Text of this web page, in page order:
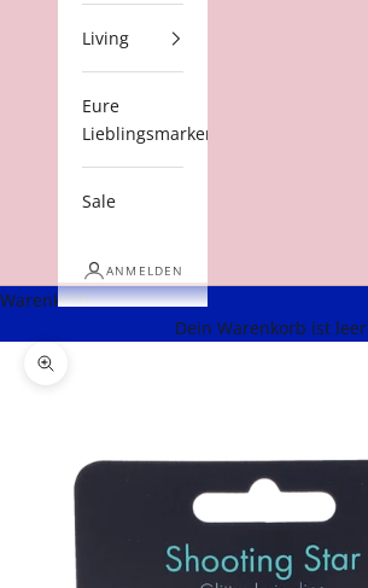
Living
Eure
Lieblingsmarken
Sale
ANMELDEN
Warenkorb
Dein Warenkorb ist leer
Bild vergrößern